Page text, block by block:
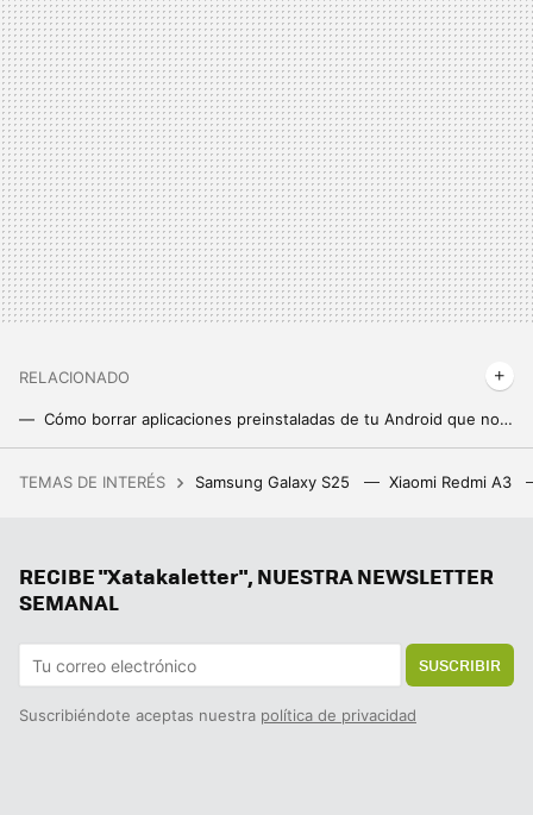
RELACIONADO
Cómo borrar aplicaciones preinstaladas de tu Android que no se dejan eliminar o inhabilitar
TEMAS DE INTERÉS Samsung Galaxy S25 Xiaomi Redmi A3
RECIBE "Xatakaletter", NUESTRA NEWSLETTER
SEMANAL
SUSCRIBIR
Suscribiéndote aceptas nuestra política de privacidad